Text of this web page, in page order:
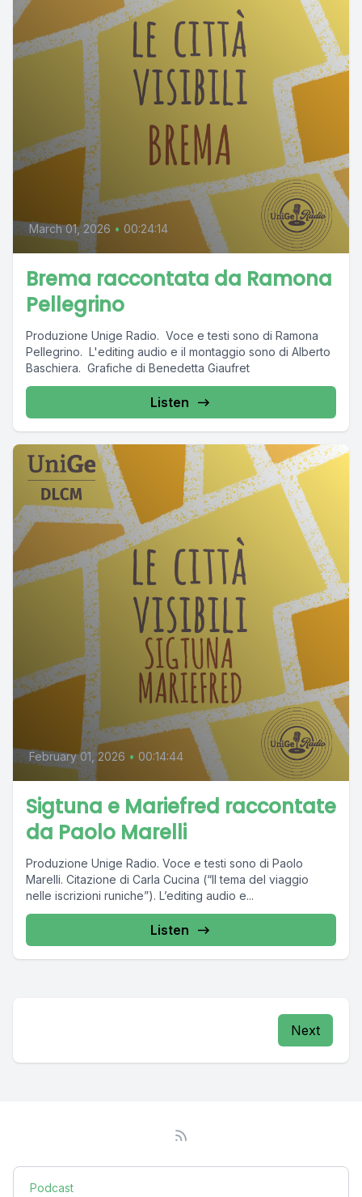
March 01, 2026 • 00:24:14
Brema raccontata da Ramona
Pellegrino
Produzione Unige Radio. Voce e testi sono di Ramona
Pellegrino. L'editing audio e il montaggio sono di Alberto
Baschiera. Grafiche di Benedetta Giaufret
Listen
February 01, 2026 • 00:14:44
Sigtuna e Mariefred raccontate
da Paolo Marelli
Produzione Unige Radio. Voce e testi sono di Paolo
Marelli. Citazione di Carla Cucina (“Il tema del viaggio
nelle iscrizioni runiche”). L’editing audio e...
Listen
Next
Podcast